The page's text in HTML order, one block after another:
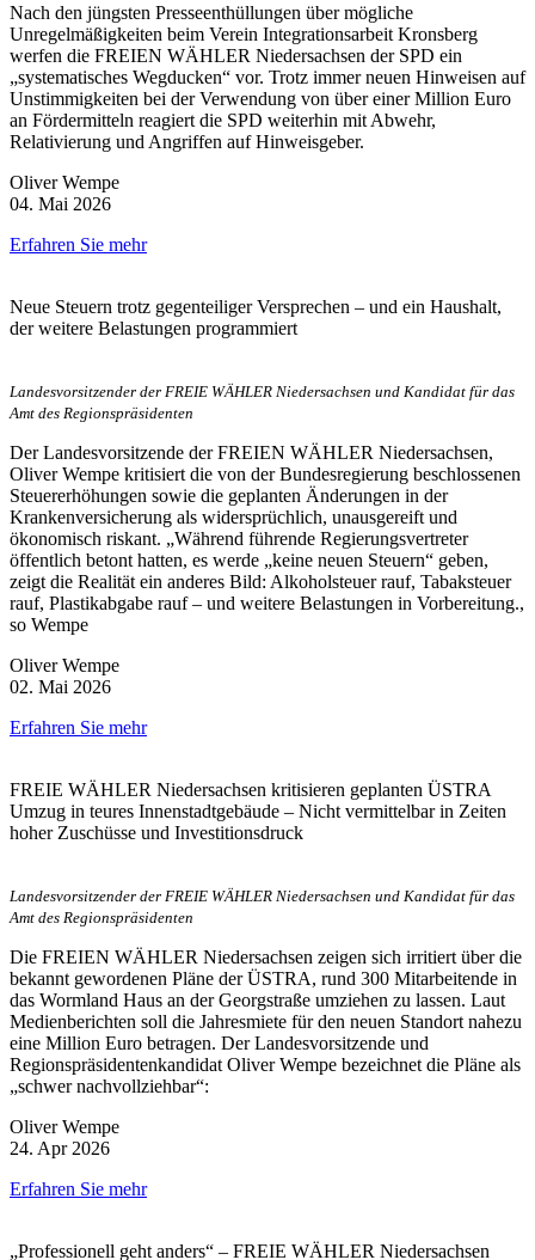
Nach den jüngsten Presseenthüllungen über mögliche
Unregelmäßigkeiten beim Verein Integrationsarbeit Kronsberg
werfen die FREIEN WÄHLER Niedersachsen der SPD ein
„systematisches Wegducken“ vor. Trotz immer neuen Hinweisen auf
Unstimmigkeiten bei der Verwendung von über einer Million Euro
an Fördermitteln reagiert die SPD weiterhin mit Abwehr,
Relativierung und Angriffen auf Hinweisgeber.
Oliver Wempe
04. Mai 2026
Erfahren Sie mehr
Neue Steuern trotz gegenteiliger Versprechen – und ein Haushalt,
der weitere Belastungen programmiert
Landesvorsitzender der FREIE WÄHLER Niedersachsen und Kandidat für das
Amt des Regionspräsidenten
Der Landesvorsitzende der FREIEN WÄHLER Niedersachsen,
Oliver Wempe kritisiert die von der Bundesregierung beschlossenen
Steuererhöhungen sowie die geplanten Änderungen in der
Krankenversicherung als widersprüchlich, unausgereift und
ökonomisch riskant. „Während führende Regierungsvertreter
öffentlich betont hatten, es werde „keine neuen Steuern“ geben,
zeigt die Realität ein anderes Bild: Alkoholsteuer rauf, Tabaksteuer
rauf, Plastikabgabe rauf – und weitere Belastungen in Vorbereitung.,
so Wempe
Oliver Wempe
02. Mai 2026
Erfahren Sie mehr
FREIE WÄHLER Niedersachsen kritisieren geplanten ÜSTRA
Umzug in teures Innenstadtgebäude – Nicht vermittelbar in Zeiten
hoher Zuschüsse und Investitionsdruck
Landesvorsitzender der FREIE WÄHLER Niedersachsen und Kandidat für das
Amt des Regionspräsidenten
Die FREIEN WÄHLER Niedersachsen zeigen sich irritiert über die
bekannt gewordenen Pläne der ÜSTRA, rund 300 Mitarbeitende in
das Wormland Haus an der Georgstraße umziehen zu lassen. Laut
Medienberichten soll die Jahresmiete für den neuen Standort nahezu
eine Million Euro betragen. Der Landesvorsitzende und
Regionspräsidentenkandidat Oliver Wempe bezeichnet die Pläne als
„schwer nachvollziehbar“:
Oliver Wempe
24. Apr 2026
Erfahren Sie mehr
„Professionell geht anders“ – FREIE WÄHLER Niedersachsen